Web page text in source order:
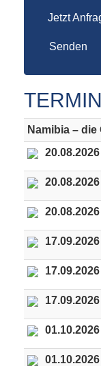
Jetzt
Senden
Namibia –
20.08.2026
20.08.2026
20.08.2026
17.09.2026
17.09.2026
17.09.2026
01.10.2026
01.10.2026